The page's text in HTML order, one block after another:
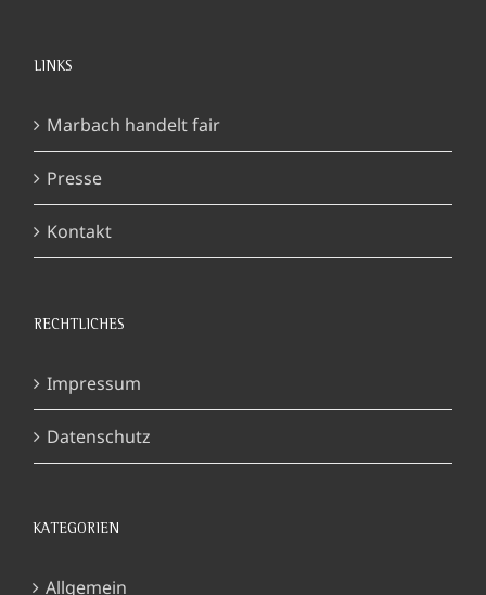
LINKS
Marbach handelt fair
Presse
Kontakt
RECHTLICHES
Impressum
Datenschutz
KATEGORIEN
Allgemein